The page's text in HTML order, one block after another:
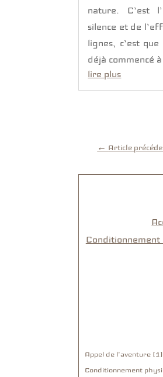
nature. C’est
silence et de
lignes, c’est
déjà commencé
lire plus
← Article
Conditionnement
Appel de l’aventure (1)
Conditionnement